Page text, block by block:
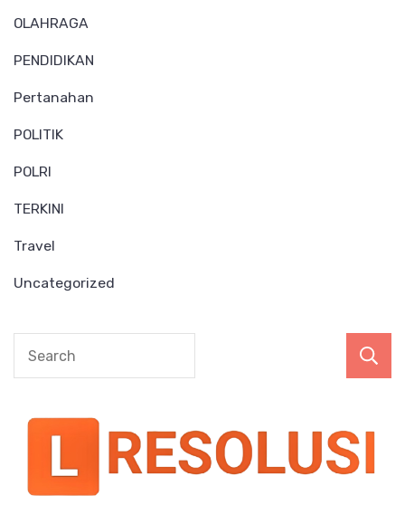
OLAHRAGA
PENDIDIKAN
Pertanahan
POLITIK
POLRI
TERKINI
Travel
Uncategorized